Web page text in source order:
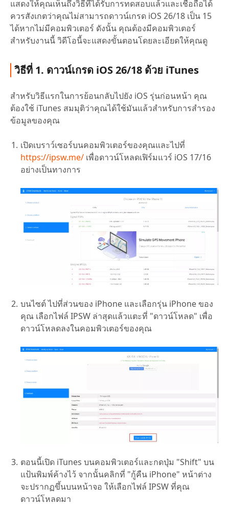
แสดงให้คุณเห็นถึงวิธีที่ได้รับการทดสอบแล้วและเชื่อถือได้
ควรสังเกตว่าคุณไม่สามารถดาวน์เกรด iOS 26/18 เป็น 15
ได้หากไม่มีคอมพิวเตอร์ ดังนั้น คุณต้องมีคอมพิวเตอร์
สำหรับงานนี้ วิดีโอนี้จะแสดงขั้นตอนโดยละเอียดให้คุณดู
วิธีที่ 1. ดาวน์เกรด iOS 26/18 ด้วย iTunes
สำหรับวิธีแรกในการย้อนกลับไปยัง iOS รุ่นก่อนหน้า คุณ
ต้องใช้ iTunes สมมุติว่าคุณได้ใช้มันแล้วสำหรับการสำรอง
ข้อมูลของคุณ
เปิดเบราว์เซอร์บนคอมพิวเตอร์ของคุณและไปที่
https://ipsw.me/ เพื่อดาวน์โหลดเฟิร์มแวร์ iOS 17/16
อย่างเป็นทางการ
บนไซต์ ไปที่ส่วนของ iPhone และเลือกรุ่น iPhone ของ
คุณ เลือกไฟล์ IPSW ล่าสุดแล้วแตะที่ "ดาวน์โหลด" เพื่อ
ดาวน์โหลดลงในคอมพิวเตอร์ของคุณ
ตอนนี้เปิด iTunes บนคอมพิวเตอร์และกดปุ่ม "Shift" บน
แป้นพิมพ์ค้างไว้ จากนั้นคลิกที่ "กู้คืน iPhone" หน้าต่าง
จะปรากฏขึ้นบนหน้าจอ ให้เลือกไฟล์ IPSW ที่คุณ
ดาวน์โหลดมา